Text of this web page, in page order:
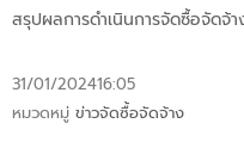
สรุปผลการดำเนินการจัดซื้อจัดจ้
31/01/202416:05
หมวดหมู่ ข่าวจัดซื้อจัดจ้าง